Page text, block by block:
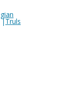
|Truls